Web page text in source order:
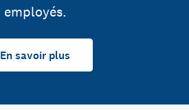
employés.
En savoir plus